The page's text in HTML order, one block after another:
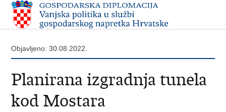
Objavljeno: 30.08.2022.
Planirana izgradnja tunela
kod Mostara